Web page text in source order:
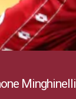
Minghinelli